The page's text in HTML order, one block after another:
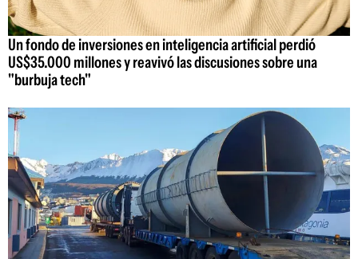
Un fondo de inversiones en inteligencia artificial perdió
US$35.000 millones y reavivó las discusiones sobre una
"burbuja tech"